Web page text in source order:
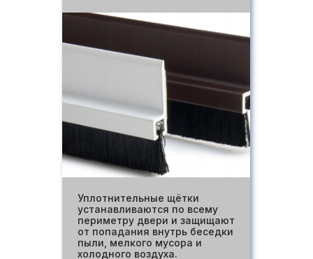
Уплотнительные щётки
устанавливаются по всему
периметру двери и защищают
от попадания внутрь беседки
пыли, мелкого мусора и
холодного воздуха.